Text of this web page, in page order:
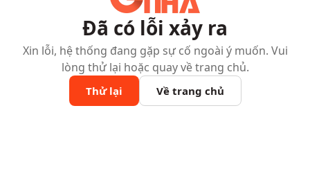
Đã có lỗi xảy ra
Xin lỗi, hệ thống đang gặp sự cố ngoài ý muốn. Vui
lòng thử lại hoặc quay về trang chủ.
Thử lại Về trang chủ